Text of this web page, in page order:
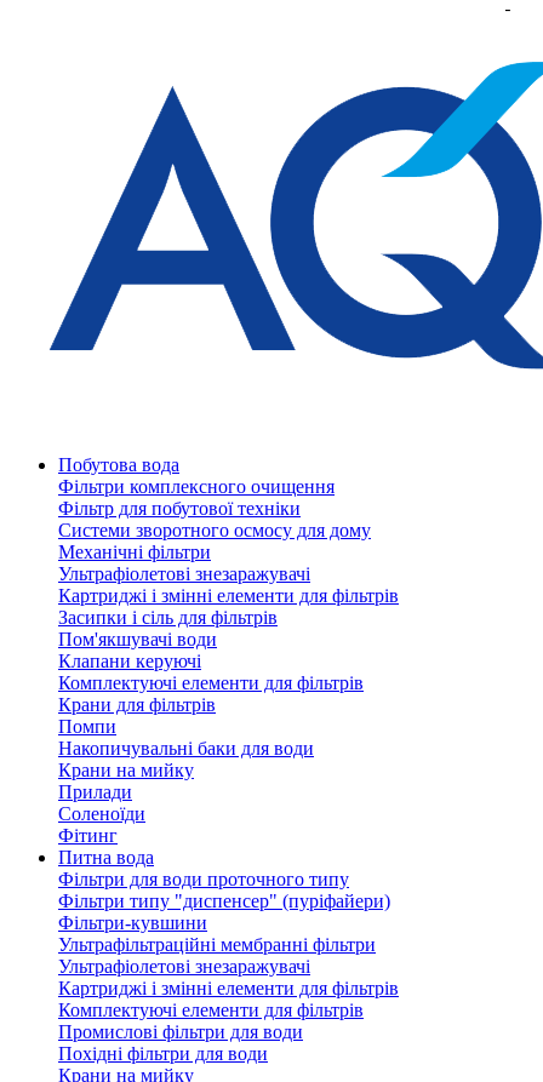
Побутова вода
Фільтри комплексного очищення
Фільтр для побутової техніки
Системи зворотного осмосу для дому
Механічні фільтри
Ультрафіолетові знезаражувачі
Картриджі і змінні елементи для фільтрів
Засипки і сіль для фільтрів
Пом'якшувачі води
Клапани керуючі
Комплектуючі елементи для фільтрів
Крани для фільтрів
Помпи
Накопичувальні баки для води
Крани на мийку
Прилади
Соленоїди
Фітинг
Питна вода
Фільтри для води проточного типу
Фільтри типу "диспенсер" (пуріфайери)
Фільтри-кувшини
Ультрафільтраційні мембранні фільтри
Ультрафіолетові знезаражувачі
Картриджі і змінні елементи для фільтрів
Комплектуючі елементи для фільтрів
Промислові фільтри для води
Похідні фільтри для води
Крани на мийку